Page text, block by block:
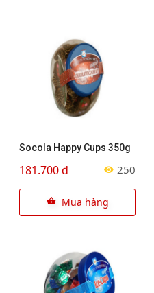
Socola Happy Cups 350g
181.700 đ 250
Mua hàng